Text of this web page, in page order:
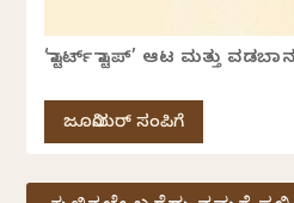
‘ಸ್ಟಾರ್ಟ್ ಸ್ಟಾಪ್’ ಆಟ ಮತ್ತು
ಜೂನಿಯರ್ ಸಂಪಿಗೆ